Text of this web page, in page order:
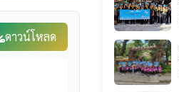
ดาวน์โหลด